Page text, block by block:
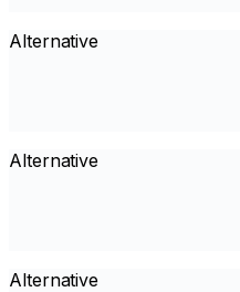
Alternative
Alternative
Alternative